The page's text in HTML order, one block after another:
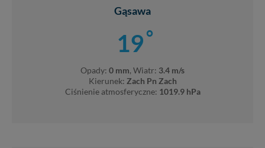
Gąsawa
19°
Opady: 0 mm, Wiatr: 3.4 m/s
Kierunek: Zach Pn Zach
Ciśnienie atmosferyczne: 1019.9 hPa